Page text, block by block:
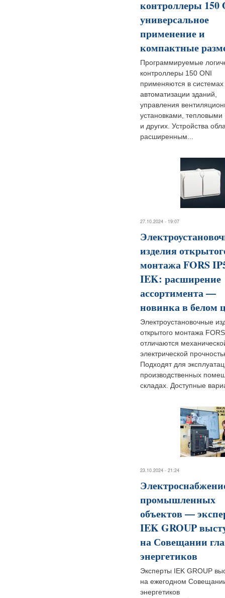
контроллеры
универсальное
применение и
компактные
Программируемые
контроллеры 150 ONI
применяются в системах
автоматизации зданий,
управления
установками, тепловыми
и других. Устройства
расширенным...
27.10.2024 - 19:07
изделия
монтажа FORS
IEK: расширение
ассортимента —
новинка в белом
Электроустановочные
открытого монтажа
отличаются
электрической
Подходят для
производственных
складах. Доступные
23.10.2024 - 21:24
промышленных
объектов —
IEK GROUP
на Совещании
энергетиков
Эксперты IEK GROUP
на ежегодном
энергетиков